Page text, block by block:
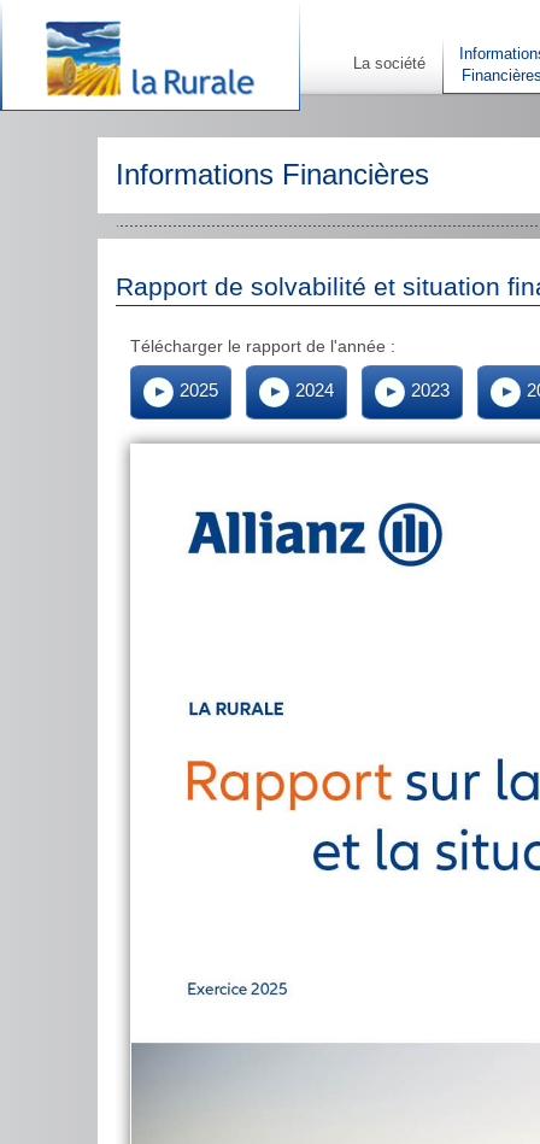
La société
Informations Financières
Rapport de solvabilité et situation
Télécharger le rapport de l'année :
2025 2024 2023